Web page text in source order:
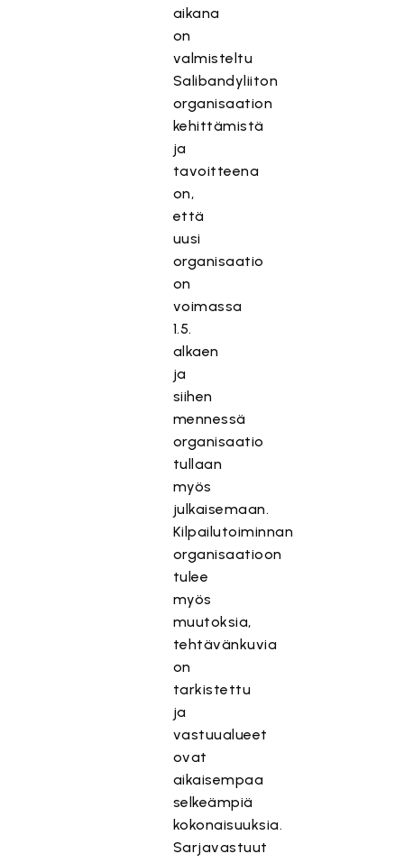
aikana
on
valmisteltu
Salibandyliiton
organisaation
kehittämistä
ja
tavoitteena
on,
että
uusi
organisaatio
on
voimassa
1.5.
alkaen
ja
siihen
mennessä
organisaatio
tullaan
myös
julkaisemaan.
Kilpailutoiminnan
organisaatioon
tulee
myös
muutoksia,
tehtävänkuvia
on
tarkistettu
ja
vastuualueet
ovat
aikaisempaa
selkeämpiä
kokonaisuuksia.
Sarjavastuut